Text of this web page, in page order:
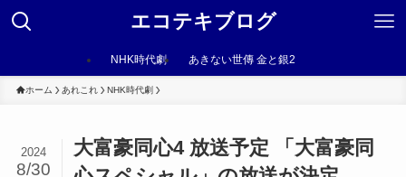
エコテキブログ
NHK時代劇 あきない世傳 金と銀2
ホーム あれこれ NHK時代劇
大富豪同心4 放送予定 「大富豪同
2024
8/30